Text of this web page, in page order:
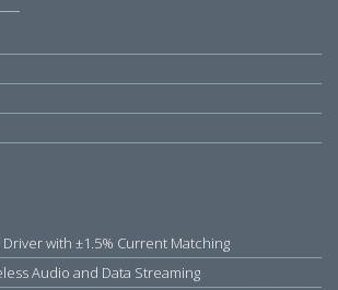
Driver with ±1.5% Current Matching
Audio and Data Streaming